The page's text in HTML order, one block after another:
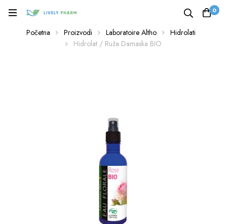
0
Početna Proizvodi Laboratoire Altho
Hidrolati
Hidrolat / Ruža Damaska BIO